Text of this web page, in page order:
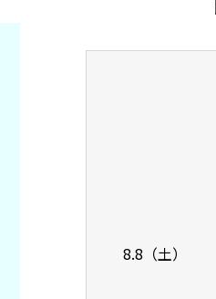
8.8（土）